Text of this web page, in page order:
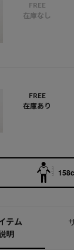
FREE
在庫なし
FREE
在庫あり
テム
明